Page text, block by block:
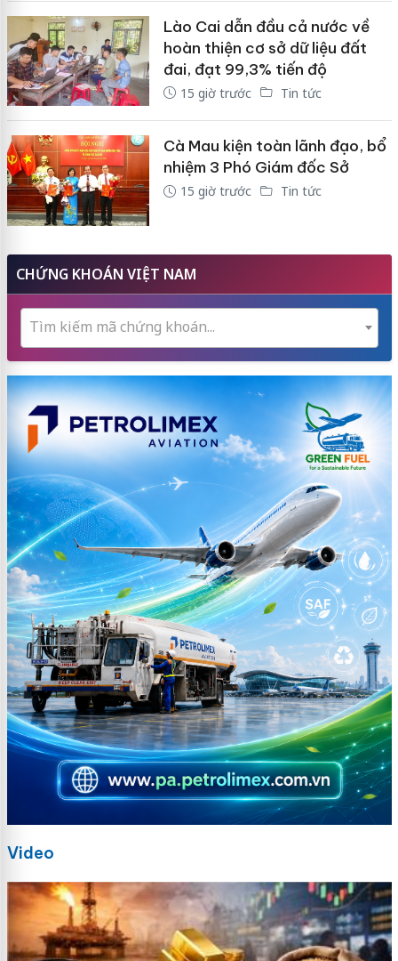
Lào Cai dẫn đầu cả nước về
hoàn thiện cơ sở dữ liệu đất
đai, đạt 99,3% tiến độ
15 giờ trước Tin tức
Cà Mau kiện toàn lãnh đạo, bổ
nhiệm 3 Phó Giám đốc Sở
15 giờ trước Tin tức
CHỨNG KHOÁN VIỆT NAM
Tìm kiếm mã chứng khoán...
Video